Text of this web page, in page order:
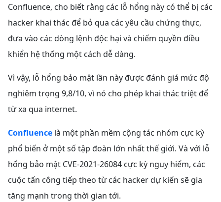
Confluence, cho biết rằng các lỗ hổng này có thể bị các
hacker khai thác để bỏ qua các yêu cầu chứng thực,
đưa vào các dòng lệnh độc hại và chiếm quyền điều
khiển hệ thống một cách dễ dàng.
Vì vậy, lỗ hổng bảo mật lần này được đánh giá mức độ
nghiêm trọng 9,8/10, vì nó cho phép khai thác triệt để
từ xa qua internet.
Confluence là một phần mềm cộng tác nhóm cực kỳ
phổ biến ở một số tập đoàn lớn nhất thế giới. Và với lỗ
hổng bảo mật CVE-2021-26084 cực kỳ nguy hiểm, các
cuộc tấn công tiếp theo từ các hacker dự kiến sẽ gia
tăng mạnh trong thời gian tới.